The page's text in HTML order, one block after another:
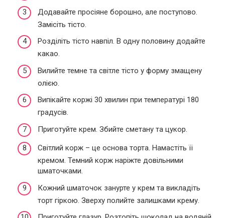
Додавайте просіяне борошно, але поступово.
Замісіть тісто.
Розділіть тісто навпіл. В одну половину додайте
какао.
Вилийте темне та світле тісто у форму змащену
олією.
Випікайте коржі 30 хвилин при температурі 180
градусів.
Приготуйте крем. Збийте сметану та цукор.
Світлий корж – це основа торта. Намастіть її
кремом. Темний корж наріжте довільними
шматочками.
Кожний шматочок занурте у крем та викладіть
торт гіркою. Зверху полийте залишками крему.